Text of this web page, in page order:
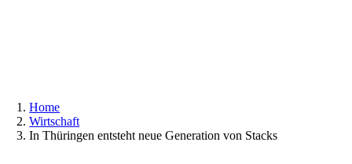
Home
Wirtschaft
In Thüringen entsteht neue Generation von Stacks